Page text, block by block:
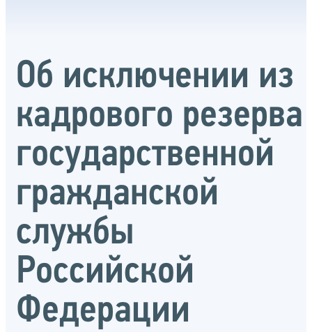
Об исключении из
кадрового резерва
государственной
гражданской
службы
Российской
Федерации